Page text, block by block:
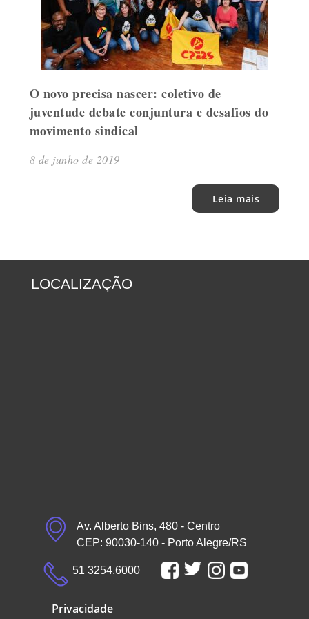
O novo precisa nascer: coletivo de
juventude debate conjuntura e desafios do
movimento sindical
8 de junho de 2019
Leia mais
LOCALIZAÇÃO
Av. Alberto Bins, 480 - Centro
CEP: 90030-140 - Porto Alegre/RS
51 3254.6000
Privacidade